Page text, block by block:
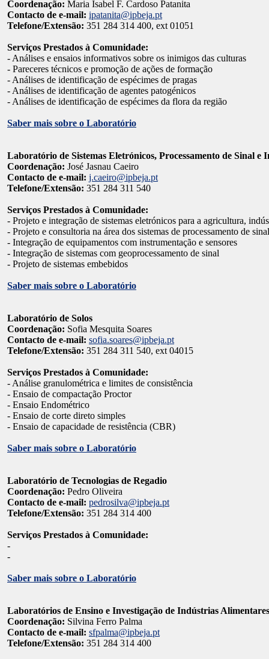
Coordenação: Maria Isabel F. Cardoso Patanita
Contacto de e-mail: ipatanita@ipbeja.pt
Telefone/Extensão: 351 284 314 400, ext 01051
Serviços Prestados à Comunidade:
- Análises e ensaios informativos sobre os inimigos das culturas
- Pareceres técnicos e promoção de ações de formação
- Análises de identificação de espécimes de pragas
- Análises de identificação de agentes patogénicos
- Análises de identificação de espécimes da flora da região
Saber mais sobre o Laboratório
Laboratório de Sistemas Eletrónicos, Processamento de Sinal e
Coordenação: José Jasnau Caeiro
Contacto de e-mail: j.caeiro@ipbeja.pt
Telefone/Extensão: 351 284 311 540
Serviços Prestados à Comunidade:
- Projeto e integração de sistemas eletrónicos para a agricultura,
- Projeto e consultoria na área dos sistemas de processamento de
- Integração de equipamentos com instrumentação e sensores
- Integração de sistemas com geoprocessamento de sinal
- Projeto de sistemas embebidos
Saber mais sobre o Laboratório
Laboratório de Solos
Coordenação: Sofia Mesquita Soares
Contacto de e-mail: sofia.soares@ipbeja.pt
Telefone/Extensão: 351 284 311 540, ext 04015
Serviços Prestados à Comunidade:
- Análise granulométrica e limites de consistência
- Ensaio de compactação Proctor
- Ensaio Endométrico
- Ensaio de corte direto simples
- Ensaio de capacidade de resistência (CBR)
Saber mais sobre o Laboratório
Laboratório de Tecnologias de Regadio
Coordenação: Pedro Oliveira
Contacto de e-mail: pedrosilva@ipbeja.pt
Telefone/Extensão: 351 284 314 400
Serviços Prestados à Comunidade:
-
-
Saber mais sobre o Laboratório
Laboratórios de Ensino e Investigação de Indústrias Alimentares
Coordenação: Silvina Ferro Palma
Contacto de e-mail: sfpalma@ipbeja.pt
Telefone/Extensão: 351 284 314 400